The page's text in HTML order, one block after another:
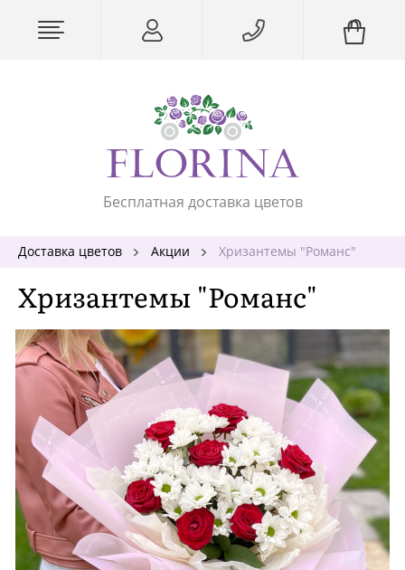
Бесплатная доставка цветов
Доставка цветов Акции Хризантемы "Романс"
Хризантемы "Романс"